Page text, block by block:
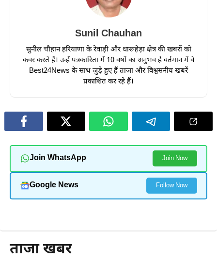
Sunil Chauhan
सुनील चौहान हरियाणा के रेवाड़ी और धारूहेड़ा क्षेत्र की खबरों को
कवर करते हैं। उन्हें पत्रकारिता में 10 वर्षों का अनुभव है वर्तमान में वे
Best24News के साथ जुड़े हुए हैं ताजा और विश्वसनीय खबरें
प्रकाशित कर रहे हैं।
Join WhatsApp Join Now
Google News Follow Now
ताजा खबर